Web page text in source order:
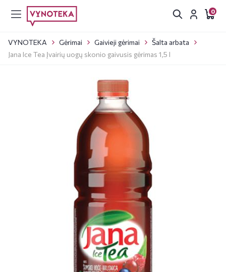
0
VYNOTEKA Gėrimai Gaivieji gėrimai
Šalta arbata
Jana Ice Tea Įvairių uogų skonio gaivusis gėrimas 1,5 l